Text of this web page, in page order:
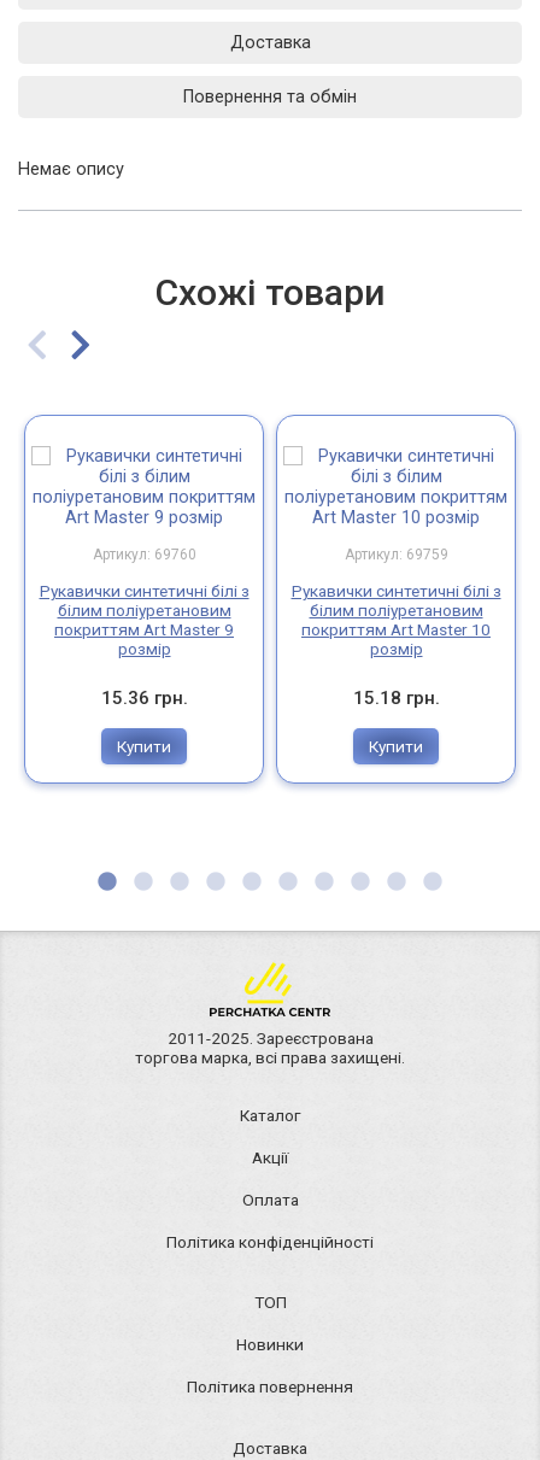
Доставка
Повернення та обмін
Немає опису
Схожі товари
Артикул: 69760
Рукавички синтетичні білі з
білим поліуретановим
покриттям Art Master 9
розмір
15.36 грн.
Купити
Артикул: 69759
Рукавички синтетичні білі з
білим поліуретановим
покриттям Art Master 10
розмір
15.18 грн.
Купити
2011-2025. Зареєстрована
торгова марка, всі права захищені.
Каталог
Акції
Оплата
Політика конфіденційності
ТОП
Новинки
Політика повернення
Доставка